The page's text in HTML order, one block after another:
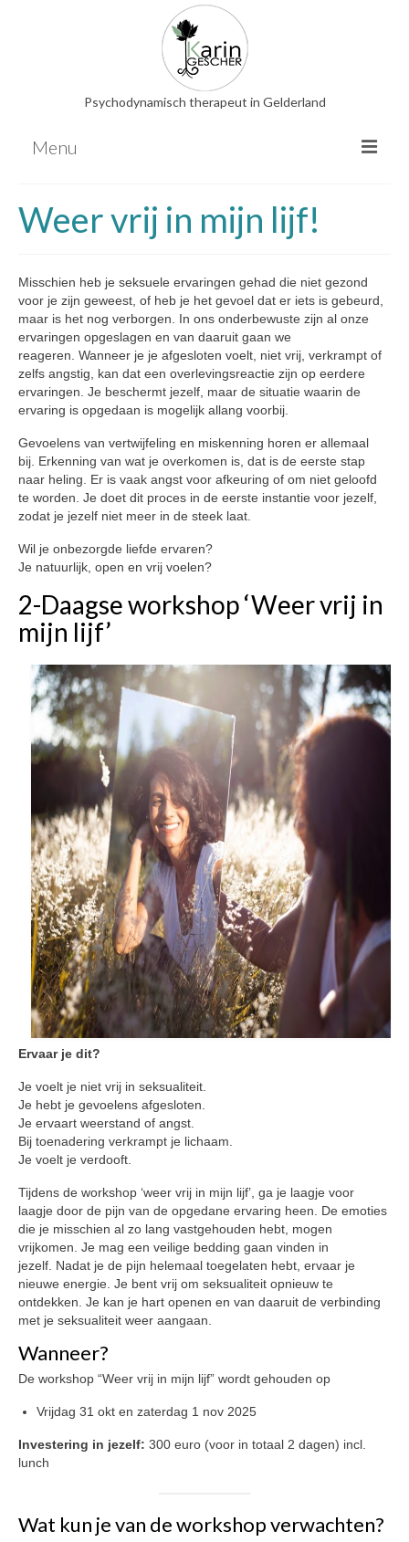
Psychodynamisch therapeut in Gelderland
Menu
EMDR
Familieopstellingen
Hooggevoeligheid
Overige therapieën
Energetische behandeling
Nederlandse bloesemremedies
Gezonde seksualiteit
Workshops
Opstellingen
Aanmeldformulier workshop Opstellingen
Aanmeldformulier ‘Weer vrij in mijn lijf’
Vrouwencirkel
Contact
Over de praktijk
Tarieven
Ervaringen met Praktijk Manasha
Nieuwsbrief
Vragenformulier
Privacybeleid – AVG
Algemene voorwaarden
Verhuur
Verhuur Zolder
Verhuur Therapieruimte met wachtruimte
Weer vrij in mijn lijf!
Misschien heb je seksuele ervaringen gehad die niet gezond
voor je zijn geweest, of heb je het gevoel dat er iets is gebeurd,
maar is het nog verborgen. In ons onderbewuste zijn al onze
ervaringen opgeslagen en van daaruit gaan we
reageren. Wanneer je je afgesloten voelt, niet vrij, verkrampt of
zelfs angstig, kan dat een overlevingsreactie zijn op eerdere
ervaringen. Je beschermt jezelf, maar de situatie waarin de
ervaring is opgedaan is mogelijk allang voorbij.
Gevoelens van vertwijfeling en miskenning horen er allemaal
bij. Erkenning van wat je overkomen is, dat is de eerste stap
naar heling. Er is vaak angst voor afkeuring of om niet geloofd
te worden. Je doet dit proces in de eerste instantie voor jezelf,
zodat je jezelf niet meer in de steek laat.
Wil je onbezorgde liefde ervaren?
Je natuurlijk, open en vrij voelen?
2-Daagse workshop ‘Weer vrij in
mijn lijf’
Ervaar je dit?
Je voelt je niet vrij in seksualiteit.
Je hebt je gevoelens afgesloten.
Je ervaart weerstand of angst.
Bij toenadering verkrampt je lichaam.
Je voelt je verdooft.
Tijdens de workshop ‘weer vrij in mijn lijf’, ga je laagje voor
laagje door de pijn van de opgedane ervaring heen. De emoties
die je misschien al zo lang vastgehouden hebt, mogen
vrijkomen. Je mag een veilige bedding gaan vinden in
jezelf. Nadat je de pijn helemaal toegelaten hebt, ervaar je
nieuwe energie. Je bent vrij om seksualiteit opnieuw te
ontdekken. Je kan je hart openen en van daaruit de verbinding
met je seksualiteit weer aangaan.
Wanneer?
De workshop “Weer vrij in mijn lijf” wordt gehouden op
Vrijdag 31 okt en zaterdag 1 nov 2025
Investering in jezelf: 300 euro (voor in totaal 2 dagen) incl.
lunch
Wat kun je van de workshop verwachten?